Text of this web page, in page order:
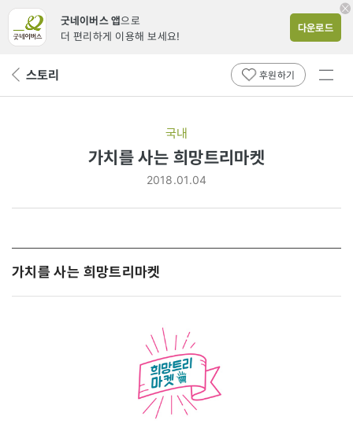
굿네이버스 앱으로
더 편리하게 이용해 보세요!
다운로드
뒤 스토리 후원하기
전체
국내
가치를 사는 희망트리마켓
2018.01.04
가치를 사는 희망트리마켓